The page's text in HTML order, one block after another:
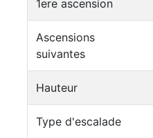
1ere ascension
Ascensions
suivantes
Hauteur
Type d'escalade